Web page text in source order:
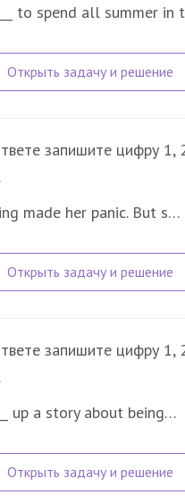
to spend all summer in
запишите цифру
made her panic. But s…
запишите цифру
up a story about being…